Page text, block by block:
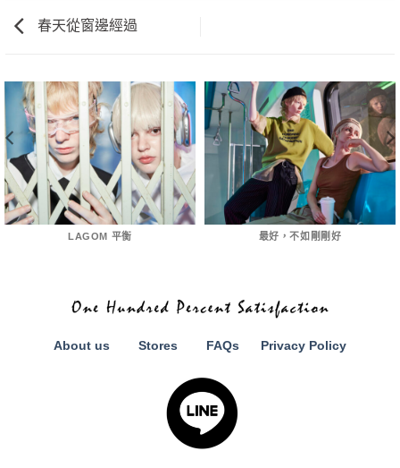
春天從窗邊經過
LAGOM 平衡 最好，不如剛剛好
About us Stores FAQs Privacy Policy